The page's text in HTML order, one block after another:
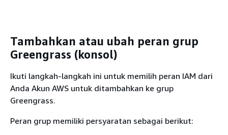
Tambahkan atau ubah peran grup
Greengrass (konsol)
Ikuti langkah-langkah ini untuk memilih peran IAM dari
Anda Akun AWS untuk ditambahkan ke grup
Greengrass.
Peran grup memiliki persyaratan sebagai berikut: